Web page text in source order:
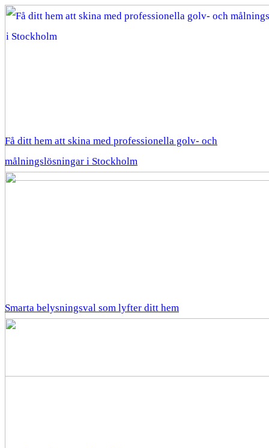
Få ditt hem att skina med professionella golv- och
målningslösningar i Stockholm
Smarta belysningsval som lyfter ditt hem